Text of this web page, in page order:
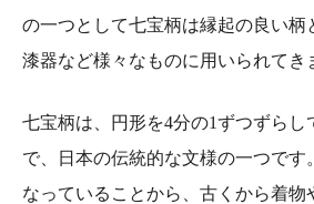
の一つとして七宝柄は縁起の良い柄
漆器など様々なものに用いられてき
七宝柄は、円形を4分の1ずつずらし
で、日本の伝統的な文様の一つです
なっていることから、古くから着物